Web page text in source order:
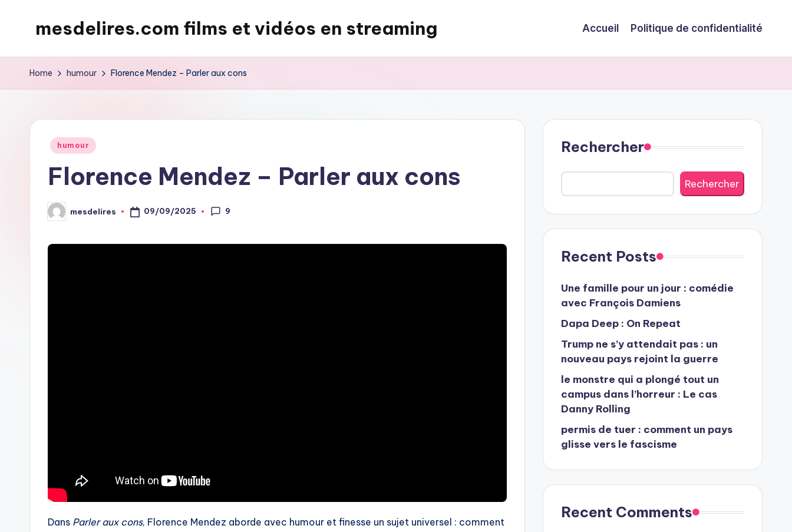
mesdelires.com films et vidéos en streaming
:
video
complet
français
Accueil Politique de confidentialité
Home humour Florence Mendez – Parler aux cons
Posted
humour
Florence Mendez – Parler aux cons
Posted
by
mesdelires 09/09/2025 9
Dans Parler aux cons, Florence Mendez aborde avec humour et finesse un sujet universel : comment
Rechercher
Rechercher
Recent Posts
Une famille pour un jour : comédie
avec François Damiens
Dapa Deep : On Repeat
Trump ne s’y attendait pas : un
nouveau pays rejoint la guerre
le monstre qui a plongé tout un
campus dans l’horreur : Le cas
Danny Rolling
permis de tuer : comment un pays
glisse vers le fascisme
Recent Comments